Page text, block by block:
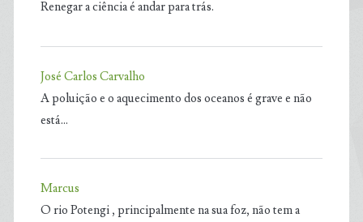
Renegar a ciência é andar para trás.
José Carlos Carvalho
A poluição e o aquecimento dos oceanos é grave e não
está…
Marcus
O rio Potengi , principalmente na sua foz, não tem a